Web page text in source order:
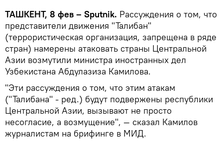
ТАШКЕНТ, 8 фев – Sputnik. Рассуждения о том, что
представители движения "Талибан"
(террористическая организация, запрещена в ряде
стран) намерены атаковать страны Центральной
Азии возмутили министра иностранных дел
Узбекистана Абдулазиза Камилова.
"Эти рассуждения о том, что этим атакам
("Талибана" - ред.) будут подвержены республики
Центральной Азии, вызывают не просто
несогласие, а возмущение", — сказал Камилов
журналистам на брифинге в МИД.